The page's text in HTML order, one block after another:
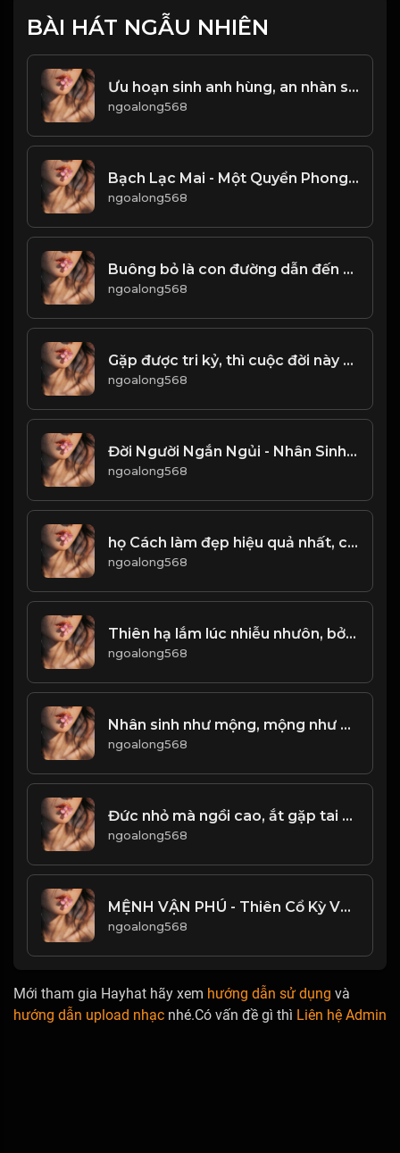
BÀI HÁT NGẪU NHIÊN
Ưu hoạn sinh anh hùng, an nhàn sinh kẻ tầm thường! & Đạo
ngoalong568
Bạch Lạc Mai - Một Quyển Phong Hoa Đại Đường! & Đạo
ngoalong568
Buông bỏ là con đường dẫn đến Hạnh Phúc! & Đạo
ngoalong568
Gặp được tri kỷ, thì cuộc đời này mới không ân hận! Đạo
ngoalong568
Đời Người Ngắn Ngủi - Nhân Sinh Vô Thường! Đạo
ngoalong568
họ Cách làm đẹp hiệu quả nhất, chính là Bảo Dũng! Đạo (1)
ngoalong568
Thiên hạ lắm lúc nhiễu nhưôn, bởi lẽ người khó đoán! Đạo
ngoalong568
Nhân sinh như mộng, mộng như nhân sinh! & Đạo
ngoalong568
Đức nhỏ mà ngồi cao, ắt gặp tai họa! & Đạo
ngoalong568
MỆNH VẬN PHÚ - Thiên Cổ Kỳ Văn! & Đạo
ngoalong568
Mới tham gia Hayhat hãy xem hướng dẫn sử dụng và
hướng dẫn upload nhạc nhé.Có vấn đề gì thì Liên hệ Admin